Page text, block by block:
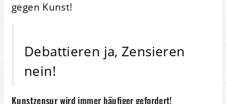
gegen Kunst!
Debattieren ja, Zensieren
nein!
Kunstzensur wird immer häufiger gefordert!